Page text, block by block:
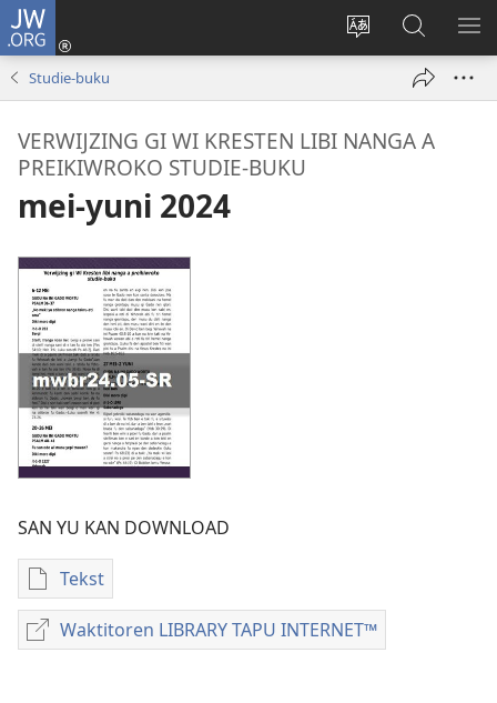
JW.ORG
Kenki
a
Log
Suku
tapu
JW.ORG
Studie-buku
VERWĲZING GI WI KRESTEN LIBI NANGA A
PREIKIWROKO STUDIE-BUKU
mei-yuni 2024
SAN YU KAN DOWNLOAD
Tekst
Download
buku
noso
Waktitoren LIBRARY TAPU INTERNET™
Waktitoren